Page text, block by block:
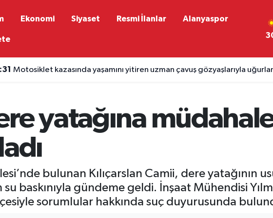
Ekonomi Siyaset Resmi İlanlar Alanyaspor
Motosiklet kazasında yaşamını yitiren uzman çavuş gözyaşlarıyla
yatağına
bulunan Kılıçarslan Camii, dere yatağının
baskınıyla gündeme geldi. İnşaat Mühendisi
sorumlular hakkında suç duyurusunda